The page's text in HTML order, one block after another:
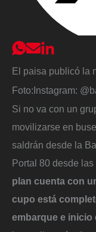
El paisa publicó la
Foto:Instagram:
Si no va con un
movilizarse en
saldrán desde la
Portal 80 desde las
plan cuenta con
cupo está
embarque e inicio